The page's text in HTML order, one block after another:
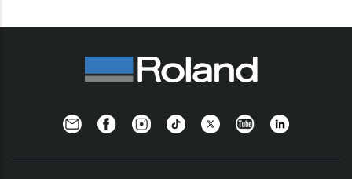
NewsletterFacebookInstagramTikTokTwitterYouTubeLinkedin